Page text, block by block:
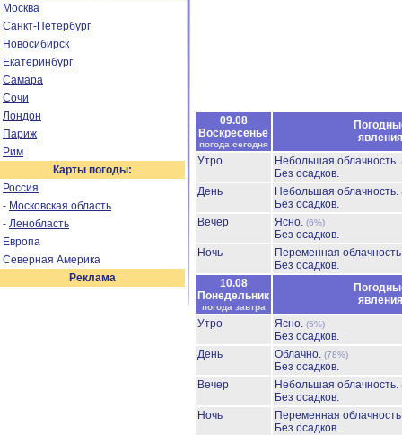
Москва
Санкт-Петербург
Новосибирск
Екатеринбург
Самара
Сочи
Лондон
Париж
Рим
Карты погоды:
Россия
- Московская область
- Ленобласть
Европа
Северная Америка
Реклама
09.08
Воскресенье
погода сегодня
явления
Утро
Небольшая облачность.
Без осадков.
День
Небольшая облачность.
Без осадков.
Вечер
Ясно. (6%)
Без осадков.
Ночь
Переменная
Без осадков.
10.08
Понедельник
погода завтра
явления
Утро
Ясно. (5%)
Без осадков.
День
Облачно. (78%)
Без осадков.
Вечер
Небольшая облачность.
Без осадков.
Ночь
Переменная
Без осадков.